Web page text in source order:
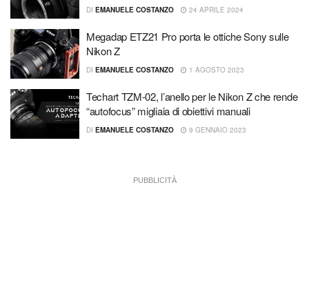
DI EMANUELE COSTANZO 24 APRILE 2024
Megadap ETZ21 Pro porta le ottiche Sony sulle
Nikon Z
DI EMANUELE COSTANZO 1 AGOSTO 2023
Techart TZM-02, l’anello per le Nikon Z che rende
“autofocus” migliaia di obiettivi manuali
DI EMANUELE COSTANZO 9 GENNAIO 2023
PUBBLICITÀ